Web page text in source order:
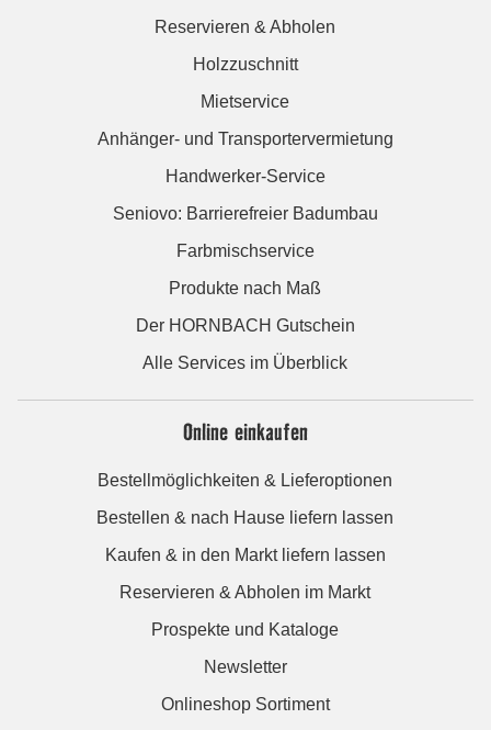
Reservieren & Abholen
Holzzuschnitt
Mietservice
Anhänger- und Transportervermietung
Handwerker-Service
Seniovo: Barrierefreier Badumbau
Farbmischservice
Produkte nach Maß
Der HORNBACH Gutschein
Alle Services im Überblick
Online einkaufen
Bestellmöglichkeiten & Lieferoptionen
Bestellen & nach Hause liefern lassen
Kaufen & in den Markt liefern lassen
Reservieren & Abholen im Markt
Prospekte und Kataloge
Newsletter
Onlineshop Sortiment